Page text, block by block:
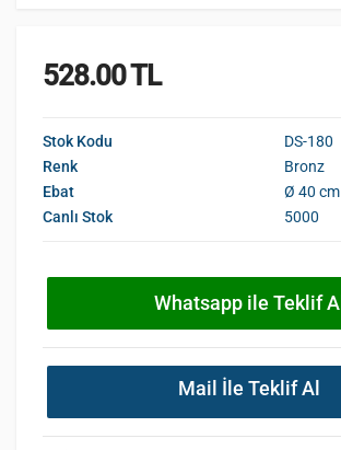
528.00 TL
Stok Kodu
DS-180
Renk
Bronz
Ebat
Ø 40 cm
Canlı Stok
5000
Whatsapp ile Teklif Al
Mail İle Teklif Al